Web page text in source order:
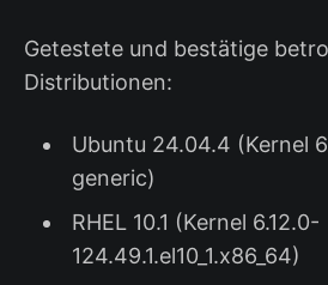
Getestete und bestätige
Distributionen:
Ubuntu 24.04.4 (Kernel
generic)
RHEL 10.1 (Kernel 6.12.0-
124.49.1.el10_1.x86_64)